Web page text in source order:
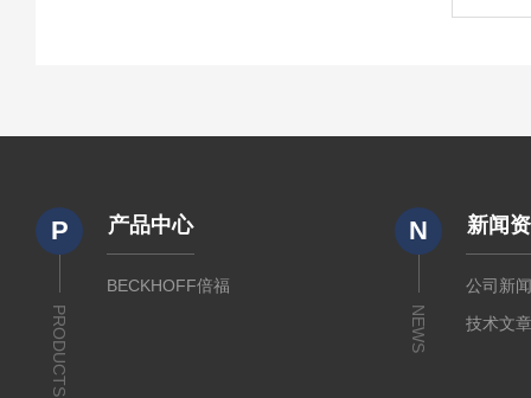
P
PRODUCTS
产品中心
BECKHOFF倍福
N
NEWS
新闻
公司新
技术文